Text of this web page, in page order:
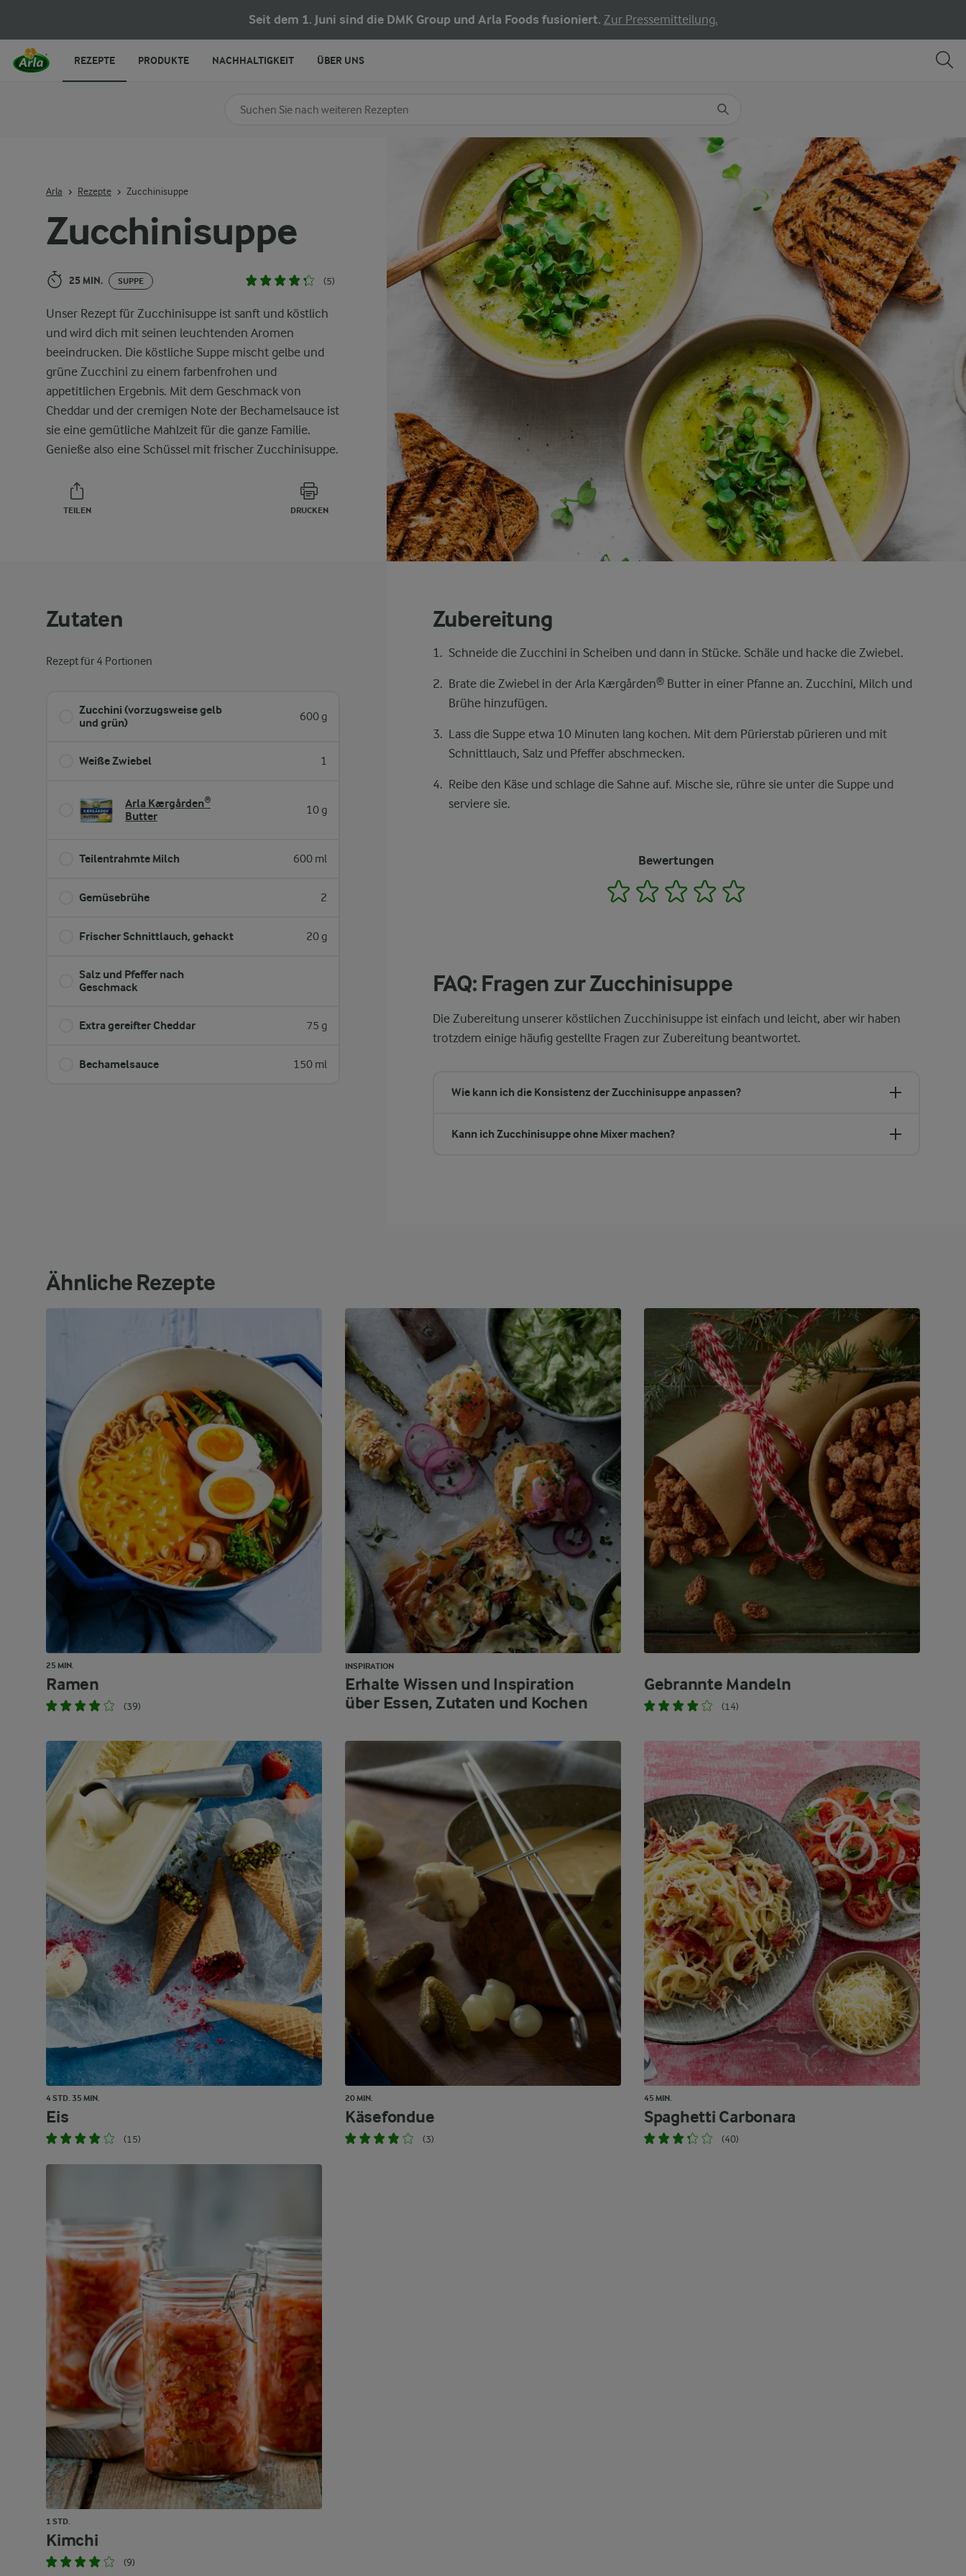
Seit dem 1. Juni sind die DMK Group und Arla Foods fusioniert. Zur Pressemitteilung.
Zucchinisuppe
25 MIN. SUPPE (5)
Unser Rezept für Zucchinisuppe ist sanft und köstlich
und wird dich mit seinen leuchtenden Aromen
beeindrucken. Die köstliche Suppe mischt gelbe und
grüne Zucchini zu einem farbenfrohen und
appetitlichen Ergebnis. Mit dem Geschmack von
Cheddar und der cremigen Note der Bechamelsauce ist
sie eine gemütliche Mahlzeit für die ganze Familie.
Genieße also eine Schüssel mit frischer Zucchinisuppe.
TEILEN DRUCKEN
Arla Rezepte Zucchinisuppe
Zutaten
Rezept für 4 Portionen
Zucchini (vorzugsweise gelb
und grün)
600 g
Weiße Zwiebel 1
Arla Kærgården®
Butter
10 g
Teilentrahmte Milch 600 ml
Gemüsebrühe 2
Frischer Schnittlauch, gehackt 20 g
Salz und Pfeffer nach
Geschmack
Extra gereifter Cheddar 75 g
Bechamelsauce 150 ml
Zubereitung
Schneide die Zucchini in Scheiben und dann in Stücke. Schäle und hacke die Zwiebel.
Brate die Zwiebel in der Arla Kærgården® Butter in einer Pfanne an. Zucchini, Milch und
Brühe hinzufügen.
Lass die Suppe etwa 10 Minuten lang kochen. Mit dem Pürierstab pürieren und mit
Schnittlauch, Salz und Pfeffer abschmecken.
Reibe den Käse und schlage die Sahne auf. Mische sie, rühre sie unter die Suppe und
serviere sie.
Bewertungen
1 2 3 4
FAQ: Fragen zur Zucchinisuppe
Die Zubereitung unserer köstlichen Zucchinisuppe ist einfach und leicht, aber wir haben
trotzdem einige häufig gestellte Fragen zur Zubereitung beantwortet.
Wie kann ich die Konsistenz der Zucchinisuppe anpassen?
Kann ich Zucchinisuppe ohne Mixer machen?
Ähnliche Rezepte
25 MIN.
Ramen
(39)
INSPIRATION
Erhalte Wissen und Inspiration
über Essen, Zutaten und Kochen
Gebrannte Mandeln
(14)
4 STD. 35 MIN.
Eis
(15)
20 MIN.
Käsefondue
(3)
45 MIN.
Spaghetti Carbonara
(40)
1 STD.
Kimchi
(9)
Nach Kategorie suchen
REZEPTE PRODUKTE NACHHALTIGKEIT ÜBER UNS